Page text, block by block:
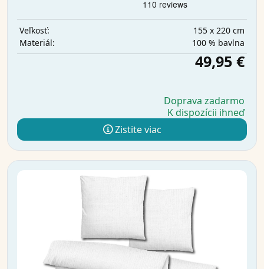
Veľkosť:
155 x 220 cm
Materiál:
100 % bavlna
49,95 €
Doprava zadarmo
K dispozícii ihneď
Zistite viac